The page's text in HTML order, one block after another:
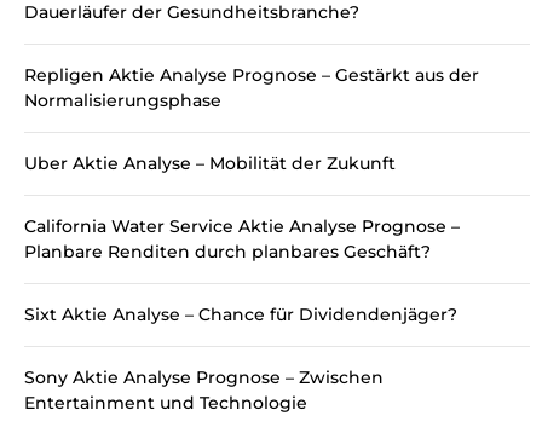
Dauerläufer der Gesundheitsbranche?
Repligen Aktie Analyse Prognose – Gestärkt aus der
Normalisierungsphase
Uber Aktie Analyse – Mobilität der Zukunft
California Water Service Aktie Analyse Prognose –
Planbare Renditen durch planbares Geschäft?
Sixt Aktie Analyse – Chance für Dividendenjäger?
Sony Aktie Analyse Prognose – Zwischen
Entertainment und Technologie